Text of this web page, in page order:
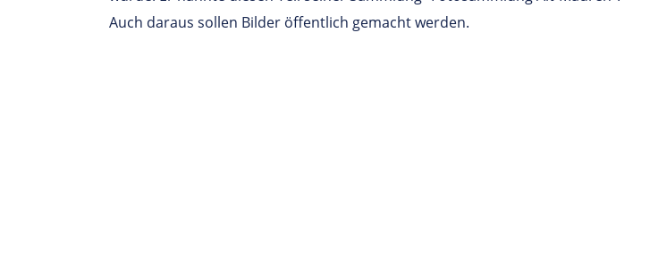
Auch daraus sollen Bilder öffentlich gemacht werden.